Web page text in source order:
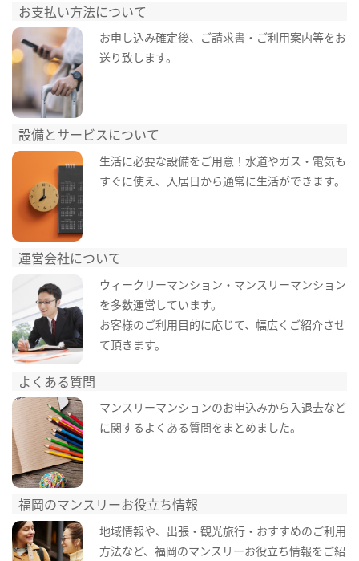
お支払い方法について
お申し込み確定後、ご請求書・ご利用案内等をお
送り致します。
設備とサービスについて
生活に必要な設備をご用意！水道やガス・電気も
すぐに使え、入居日から通常に生活ができます。
運営会社について
ウィークリーマンション・マンスリーマンション
を多数運営しています。
お客様のご利用目的に応じて、幅広くご紹介させ
て頂きます。
よくある質問
マンスリーマンションのお申込みから入退去など
に関するよくある質問をまとめました。
福岡のマンスリーお役立ち情報
地域情報や、出張・観光旅行・おすすめのご利用
方法など、福岡のマンスリーお役立ち情報をご紹